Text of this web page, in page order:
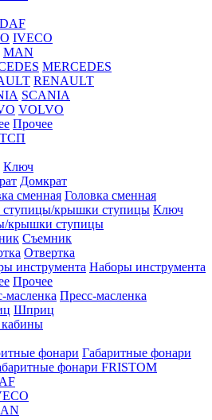
DAF
IVECO
MAN
MERCEDES
RENAULT
SCANIA
VOLVO
Прочее
ТСП
Ключ
Домкрат
Головка сменная
Ключ
крышки ступицы
Съемник
Отвертка
Наборы инструмента
Прочее
Пресс-масленка
Шприц
Габаритные фонари
фонари FRISTOM